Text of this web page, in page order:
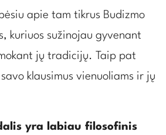
apie tam tikrus Budizmo
kuriuos sužinojau gyvenant
jų tradicijų. Taip pat
klausimus vienuoliams ir jų
yra labiau filosofinis